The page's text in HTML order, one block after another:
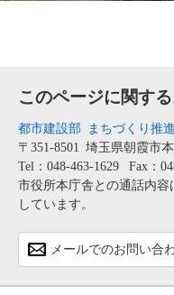
このページに関す
都市建設部 まちづくり推
〒351-8501 埼玉県朝霞市
Tel：048-463-1629
Fax：
市役所本庁舎との通話内
しています。
メールでのお問い合